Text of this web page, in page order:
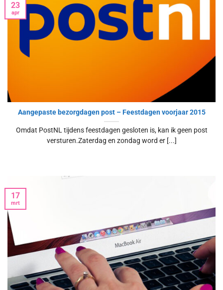
Aangepaste bezorgdagen post – Feestdagen voorjaar 2015
Omdat PostNL tijdens feestdagen gesloten is, kan ik geen post
versturen.Zaterdag en zondag word er [...]
23
apr
17
mrt